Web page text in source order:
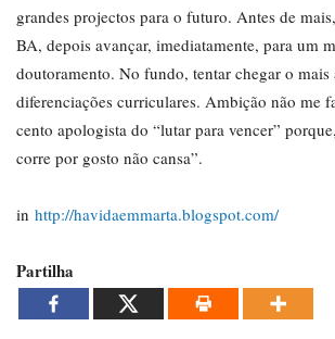
grandes projectos para o futuro. Antes de
BA, depois avançar, imediatamente, para um
doutoramento. No fundo, tentar chegar o mais
diferenciações curriculares. Ambição não me
cento apologista do “lutar para vencer”
corre por gosto não cansa”.
in http://havidaemmarta.blogspot.com/
Partilha